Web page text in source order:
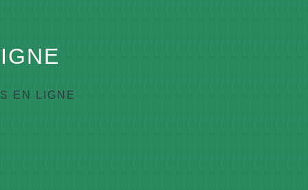
EN LIGNE